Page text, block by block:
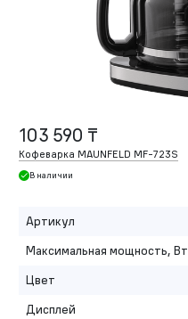
103 590 ₸
Кофеварка MAUNFELD MF-723S
В наличии
Артикул
Максимальная мощность, Вт
Цвет
Дисплей